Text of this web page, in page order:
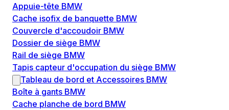
Appuie-tête BMW
Cache isofix de banquette BMW
Couvercle d'accoudoir BMW
Dossier de siège BMW
Rail de siège BMW
Tapis capteur d'occupation du siège BMW
Tableau de bord et Accessoires BMW
Boîte à gants BMW
Cache planche de bord BMW